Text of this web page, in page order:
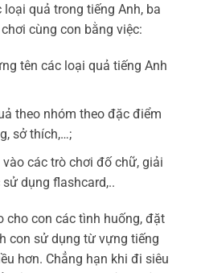
quả trong tiếng Anh, ba
cùng con bằng việc:
tên các loại quả tiếng Anh
theo nhóm theo đặc điểm
sở thích,…;
các trò chơi đố chữ, giải
dụng flashcard,..
cho con các tình huống, đặt
con sử dụng từ vựng tiếng
hơn. Chẳng hạn khi đi siêu